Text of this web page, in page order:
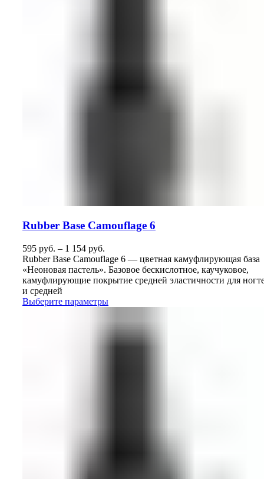
Rubber Base Camouflage 6
595 руб. – 1 154 руб.
Rubber Base Camouflage 6 — цветная камуфлирующая база
«Неоновая пастель». Базовое бескислотное, каучуковое,
камуфлирующие покрытие средней эластичности для
и средней
Выберите параметры